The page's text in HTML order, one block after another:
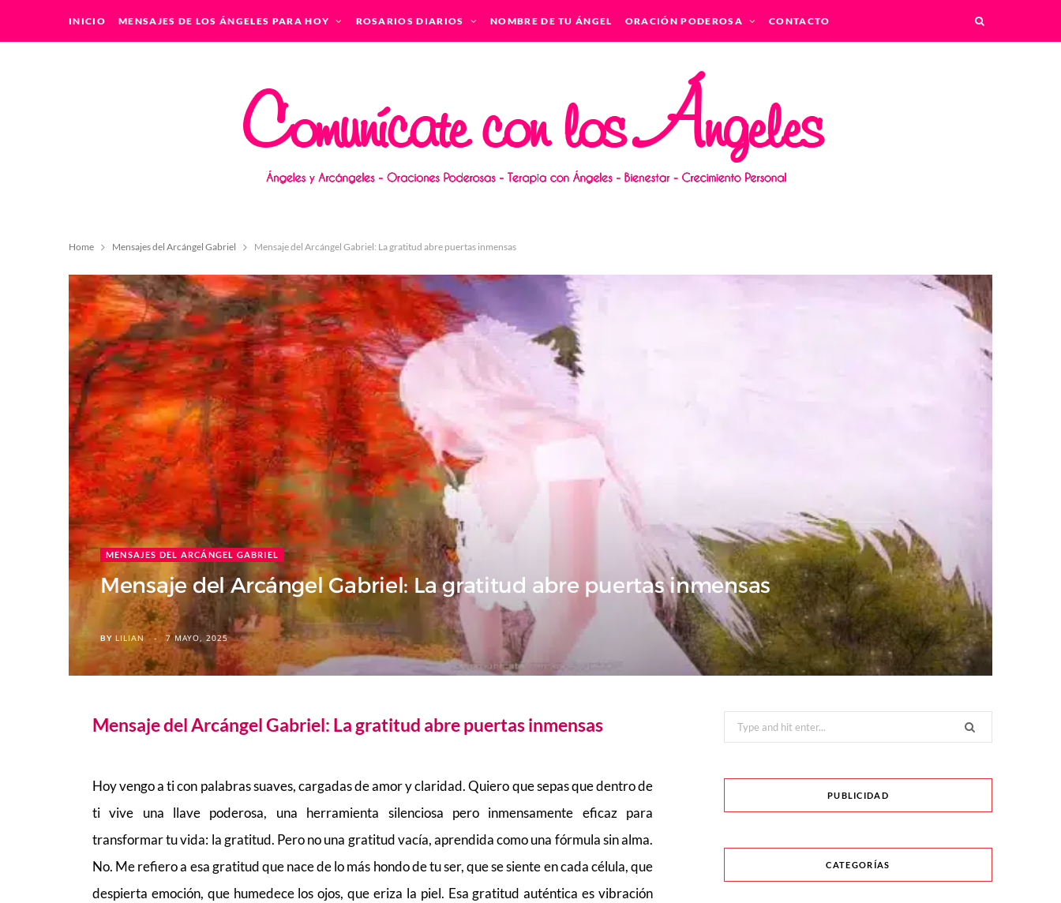
INICIO MENSAJES DE LOS ÁNGELES PARA HOY ROSARIOS DIARIOS NOMBRE DE TU ÁNGEL ORACIÓN PODEROSA CONTACTO
Home Mensajes del Arcángel Gabriel Mensaje del Arcángel Gabriel: La gratitud abre puertas inmensas
MENSAJES DEL ARCÁNGEL GABRIEL
Mensaje del Arcángel Gabriel: La gratitud abre puertas inmensas
BY LILIAN 7 MAYO, 2025
Mensaje del Arcángel Gabriel: La gratitud abre puertas inmensas
Hoy vengo a ti con palabras suaves, cargadas de amor y claridad. Quiero que sepas que dentro de
ti vive una llave poderosa, una herramienta silenciosa pero inmensamente eficaz para
transformar tu vida: la gratitud. Pero no una gratitud vacía, aprendida como una fórmula sin alma.
No. Me refiero a esa gratitud que nace de lo más hondo de tu ser, que se siente en cada célula, que
despierta emoción, que humedece los ojos, que eriza la piel. Esa gratitud auténtica es vibración
Search
for:
PUBLICIDAD
CATEGORÍAS